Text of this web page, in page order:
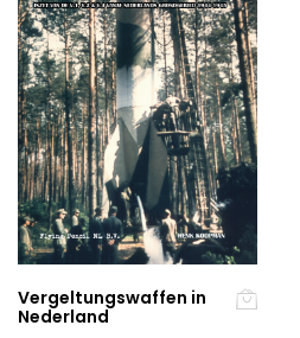
Vergeltungswaffen in
Nederland